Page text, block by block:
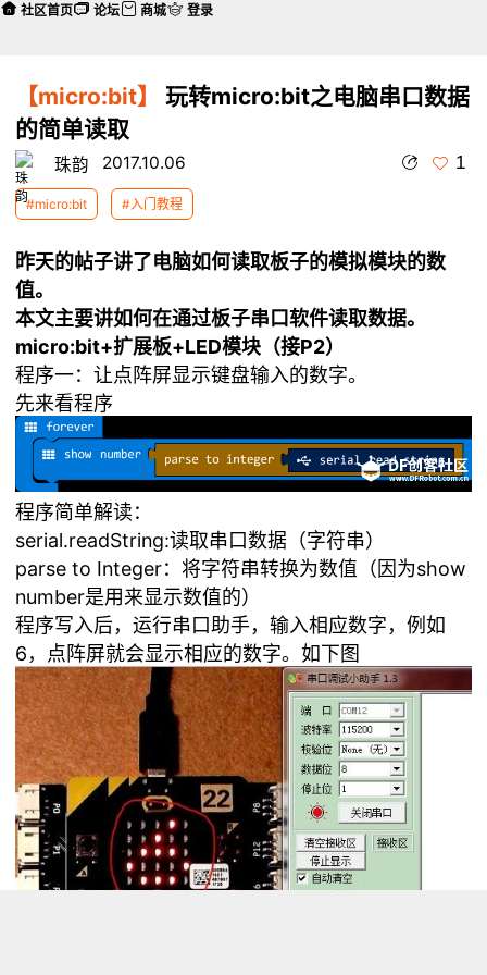
【micro:bit】
玩转micro:bit之电脑串口数据
的简单读取
珠韵 2017.10.06 1
#micro:bit #入门教程
昨天的帖子讲了电脑如何读取板子的模拟模块的数
值。
本文主要讲如何在通过板子串口软件读取数据。
micro:bit+扩展板+LED模块（接P2）
程序一：让点阵屏显示键盘输入的数字。
先来看程序
程序简单解读：
serial.readString:读取串口数据（字符串）
parse to Integer：将字符串转换为数值（因为show
number是用来显示数值的）
程序写入后，运行串口助手，输入相应数字，例如
6，点阵屏就会显示相应的数字。如下图
社区首页 论坛 商城 登录